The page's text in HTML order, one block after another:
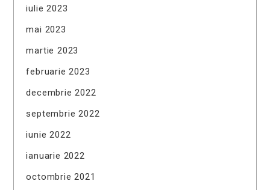
iulie 2023
mai 2023
martie 2023
februarie 2023
decembrie 2022
septembrie 2022
iunie 2022
ianuarie 2022
octombrie 2021